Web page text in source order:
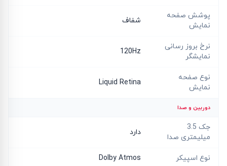
پوشش صفحه
نمایش
شفاف
نرخ بروز رسانی
نمایشگر
120Hz
نوع صفحه
نمایش
Liquid Retina
دوربین و صدا
جک 3.5
میلیمتری صدا
دارد
نوع اسپیکر Dolby Atmos